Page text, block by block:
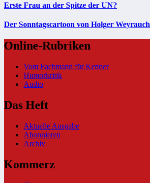
Erste Frau an der Spitze der UN?
Der Sonntagscartoon von Holger Weyrauch
Online-Rubriken
Vom Fachmann für Kenner
Humorkritik
Audio
Das Heft
Aktuelle Ausgabe
Abonnieren
Archiv
Kommerz